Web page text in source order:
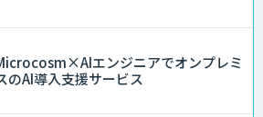
エンジニアでオンプレミ
のAI導入支援サービス